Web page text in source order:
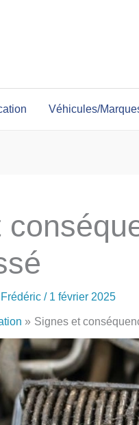
Véhicules/
Frédéric / 1 février 2025
Signes et